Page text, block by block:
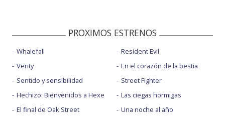
PROXIMOS ESTRENOS
Whalefall
Verity
Sentido y sensibilidad
Hechizo: Bienvenidos a Hexe
El final de Oak Street
Resident Evil
En el corazón de la bestia
Street Fighter
Las ciegas hormigas
Una noche al año